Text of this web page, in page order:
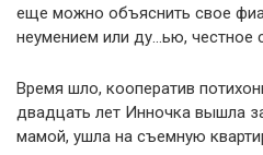
еще можно объяснить свое
неумением или ду…ью, честное
Время шло, кооператив
двадцать лет Инночка вышла
мамой, ушла на съемную